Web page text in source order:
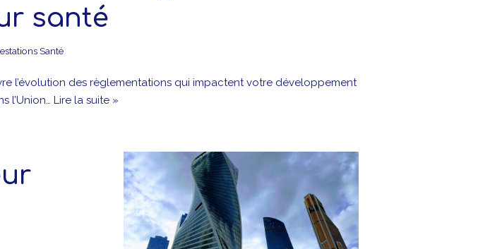
santé
Santé
l’évolution des règlementations qui impactent votre développement
l’Union…Lire la suite »